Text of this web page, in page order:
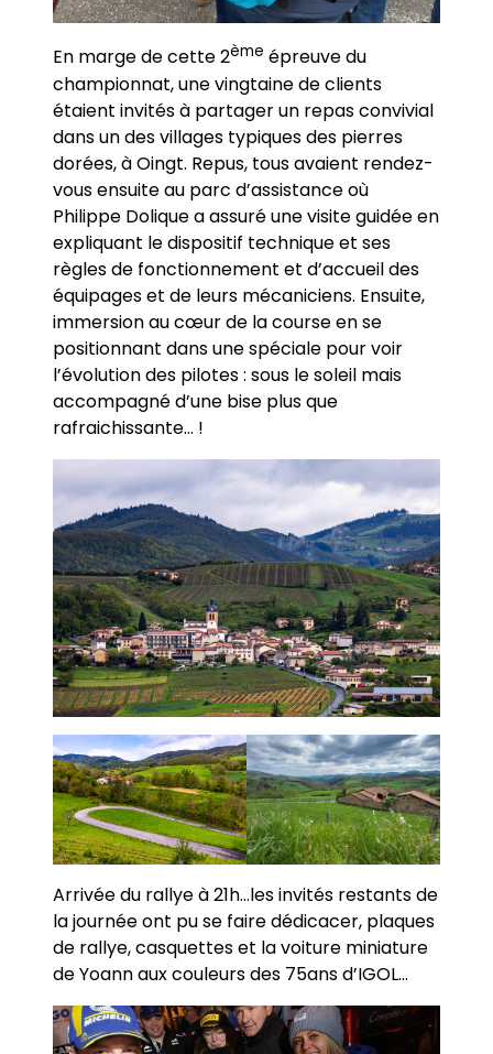
En marge de cette 2ème épreuve du
championnat, une vingtaine de clients
étaient invités à partager un repas convivial
dans un des villages typiques des pierres
dorées, à Oingt. Repus, tous avaient rendez-
vous ensuite au parc d’assistance où
Philippe Dolique a assuré une visite guidée en
expliquant le dispositif technique et ses
règles de fonctionnement et d’accueil des
équipages et de leurs mécaniciens. Ensuite,
immersion au cœur de la course en se
positionnant dans une spéciale pour voir
l’évolution des pilotes : sous le soleil mais
accompagné d’une bise plus que
rafraichissante… !
Arrivée du rallye à 21h…les invités restants de
la journée ont pu se faire dédicacer, plaques
de rallye, casquettes et la voiture miniature
de Yoann aux couleurs des 75ans d’IGOL…